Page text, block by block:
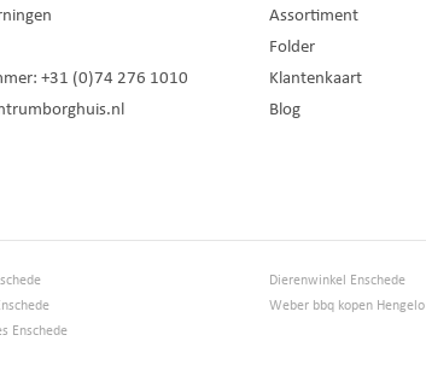
+31 (0)74 276 1010
Assortiment
Folder
Klantenkaart
Blog
Enschede
Dierenwinkel Enschede
Weber bbq kopen Hengelo